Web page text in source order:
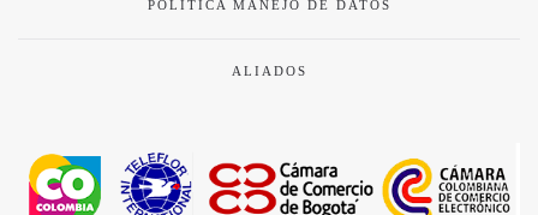
POLÍTICA MANEJO DE DATOS
ALIADOS